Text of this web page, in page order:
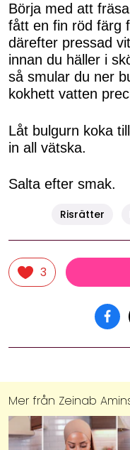
Börja med att
fått en fin röd färg
därefter pressad
innan du häller i
så smular du ner
kokhett vatten
Låt bulgurn koka
in all vätska.
Salta efter smak.
Risrätter
3
Mer från Zeinab